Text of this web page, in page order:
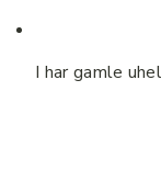
I har gamle